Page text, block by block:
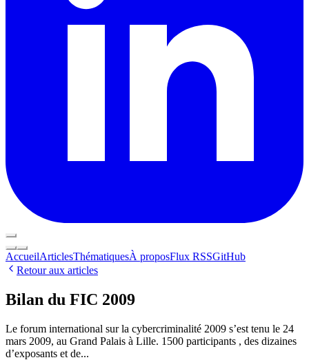
AccueilArticlesThématiquesÀ proposFlux RSSGitHub
Retour aux articles
Bilan du FIC 2009
Le forum international sur la cybercriminalité 2009 s’est tenu le 24
mars 2009, au Grand Palais à Lille. 1500 participants , des dizaines
d’exposants et de...